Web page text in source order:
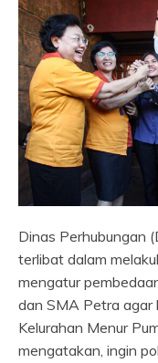
Dinas Perhubungan
terlibat dalam
mengatur
dan SMA Petra agar
Kelurahan Menur
mengatakan, ingin